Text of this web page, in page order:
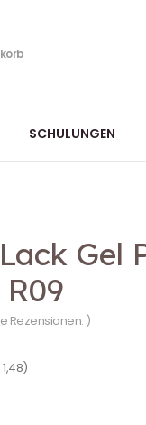
SCHULUNGEN
Gel
Rezensionen. )
1,48)